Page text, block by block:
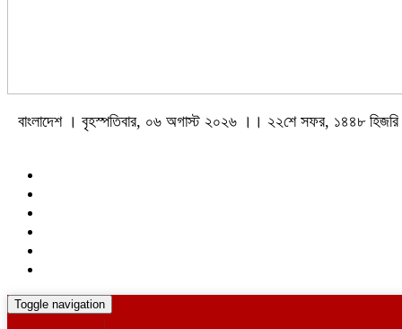
বাংলাদেশ । বৃহস্পতিবার, ০৬ অগাস্ট ২০২৬ ।। ২২শে সফর, ১৪৪৮ হিজরি
Toggle navigation